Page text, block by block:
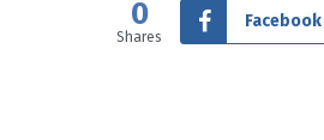
0
Shares
Facebook